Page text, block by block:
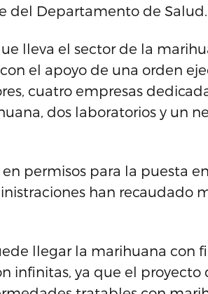
del Departamento de Salud.
lleva el sector de la
el apoyo de una orden
cuatro empresas
dos laboratorios y un
permisos para la puesta
han recaudado
llegar la marihuana con
infinitas, ya que el proyecto